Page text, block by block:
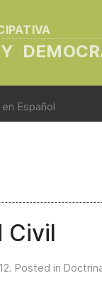
Español
Civil
. Posted in